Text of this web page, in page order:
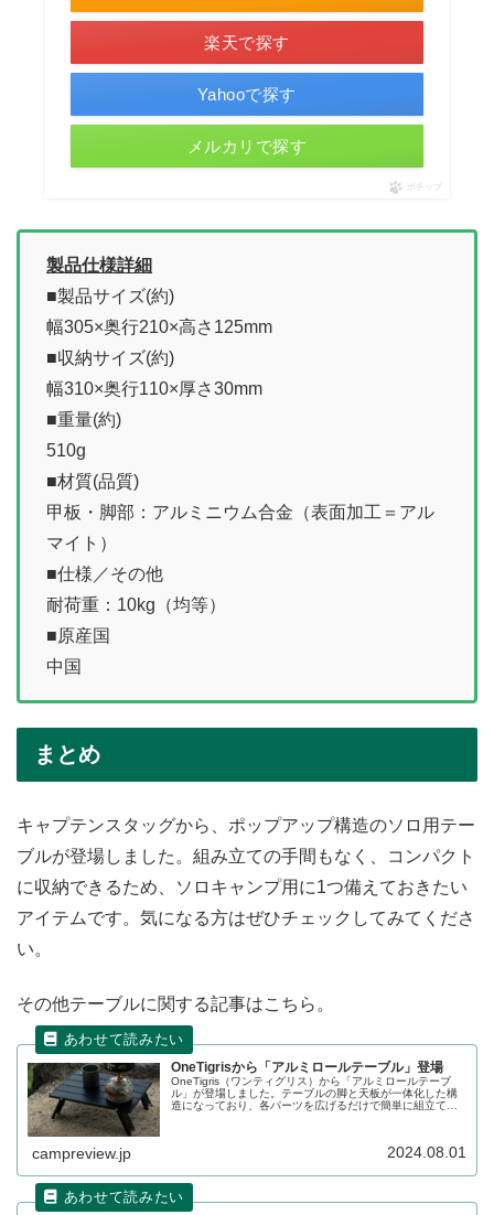
楽天で探す
Yahooで探す
メルカリで探す
ポチップ
製品仕様詳細
■製品サイズ(約)
幅305×奥行210×高さ125mm
■収納サイズ(約)
幅310×奥行110×厚さ30mm
■重量(約)
510g
■材質(品質)
甲板・脚部：アルミニウム合金（表面加工＝アル
マイト）
■仕様／その他
耐荷重：10kg（均等）
■原産国
中国
まとめ
キャプテンスタッグから、ポップアップ構造のソロ用テー
ブルが登場しました。組み立ての手間もなく、コンパクト
に収納できるため、ソロキャンプ用に1つ備えておきたい
アイテムです。気になる方はぜひチェックしてみてくださ
い。
その他テーブルに関する記事はこちら。
OneTigrisから「アルミロールテーブル」登場
OneTigris（ワンティグリス）から「アルミロールテーブ
ル」が登場しました。テーブルの脚と天板が一体化した構
造になっており、各パーツを広げるだけで簡単に組立てる
campreview.jp 2024.08.01